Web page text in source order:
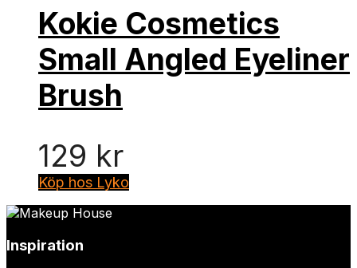
Kokie Cosmetics
Small Angled Eyeliner
Brush
129 kr
Köp hos Lyko
Inspiration